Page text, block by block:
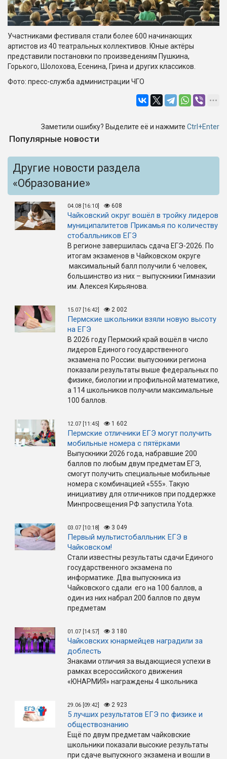
Участниками фестиваля стали более 600 начинающих
артистов из 40 театральных коллективов. Юные актёры
представили постановки по произведениям Пушкина,
Горького, Шолохова, Есенина, Грина и других классиков.
Фото: пресс-служба администрации ЧГО
Заметили ошибку? Выделите её и нажмите Ctrl+Enter
Популярные новости
Другие новости раздела
«Образование»
04.08 [16:10] 608
Чайковский округ вошёл в тройку лидеров
муниципалитетов Прикамья по количеству
стобалльников ЕГЭ
В регионе завершилась сдача ЕГЭ-2026. По
итогам экзаменов в Чайковском округе
максимальный балл получили 6 человек,
большинство из них – выпускники Гимназии
им. Алексея Кирьянова.
15.07 [16:42] 2 002
Пермские школьники взяли новую высоту
на ЕГЭ
В 2026 году Пермский край вошёл в число
лидеров Единого государственного
экзамена по России: выпускники региона
показали результаты выше федеральных по
физике, биологии и профильной математике,
а 114 школьников получили максимальные
100 баллов.
12.07 [11:45] 1 602
Пермские отличники ЕГЭ могут получить
мобильные номера с пятёрками
Выпускники 2026 года, набравшие 200
баллов по любым двум предметам ЕГЭ,
смогут получить специальные мобильные
номера с комбинацией «555». Такую
инициативу для отличников при поддержке
Минпросвещения РФ запустила Yota.
03.07 [10:18] 3 049
Первый мультистобалльник ЕГЭ в
Чайковском!
Стали известны результаты сдачи Единого
государственного экзамена по
информатике. Два выпускника из
Чайковского сдали его на 100 баллов, а
один из них набрал 200 баллов по двум
предметам
01.07 [14:57] 3 180
Чайковских юнармейцев наградили за
доблесть
Знаками отличия за выдающиеся успехи в
рамках всероссийского движения
«ЮНАРМИЯ» награждены 4 школьника
29.06 [09:42] 2 923
5 лучших результатов ЕГЭ по физике и
обществознанию
Ещё по двум предметам чайковские
школьники показали высокие результаты
при сдаче выпускного экзамена и вошли в